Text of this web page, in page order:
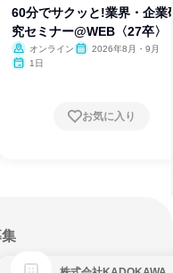
60分でサクッと!業界・企業
究セミナー@WEB〈27卒〉
オンライン
2026年8月・9月
1日
お気に入り